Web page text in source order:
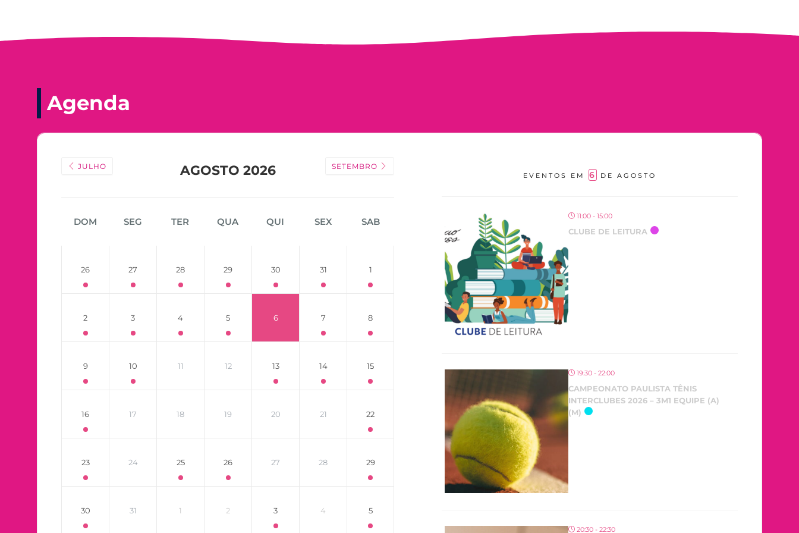
Agenda
JULHO AGOSTO 2026 SETEMBRO
DOM SEG TER QUA QUI SEX SAB
26 27 28 29 30 31 1
2 3 4 5 6 7 8
9 10 11 12 13 14 15
16 17 18 19 20 21 22
23 24 25 26 27 28 29
30 31 1 2 3 4 5
EVENTOS EM 6 DE AGOSTO
11:00 - 15:00
CLUBE DE LEITURA
19:30 - 22:00
CAMPEONATO PAULISTA TÊNIS
INTERCLUBES 2026 – 3M1 EQUIPE (A)
(M)
20:30 - 22:30